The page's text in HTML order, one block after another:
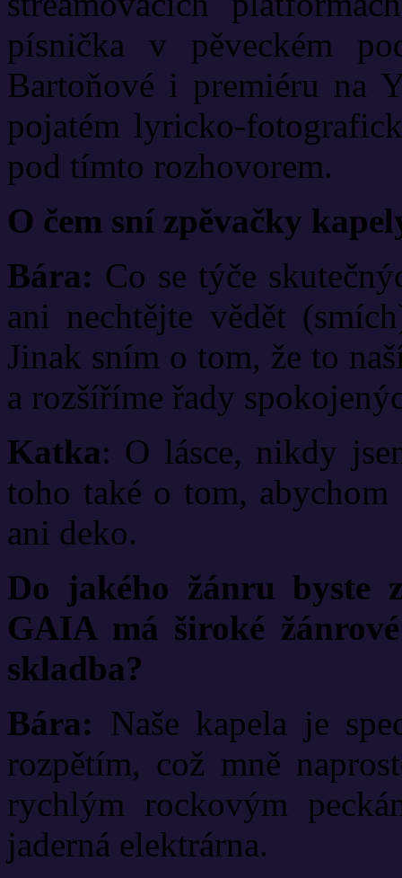
písnička v pěveckém
Bartoňové i premiéru na
pojatém lyricko-
pod tímto rozhovorem.
O čem sní zpěvačky
Bára: Co se týče
ani nechtějte vědět
Jinak sním o tom, že to
a rozšíříme řady
Katka: O lásce, nikdy
toho také o tom,
ani deko.
Do jakého žánru byste
GAIA má široké
skladba?
Bára: Naše kapela je
rozpětím, což mně
rychlým rockovým
jaderná elektrárna.